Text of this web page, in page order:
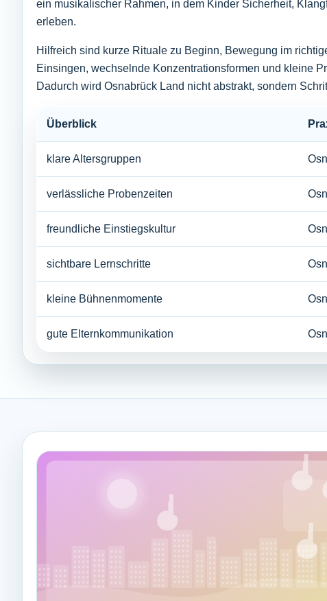
ein musikalischer Rahmen, in dem Kinder Sicherheit,
erleben.
Hilfreich sind kurze Rituale zu Beginn, Bewegung im
Einsingen, wechselnde Konzentrationsformen und kleine
Dadurch wird Osnabrück Land nicht abstrakt, sondern
Überblick
klare Altersgruppen
verlässliche Probenzeiten
freundliche Einstiegskultur
sichtbare Lernschritte
kleine Bühnenmomente
gute Elternkommunikation